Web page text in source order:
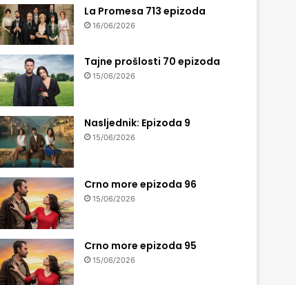
La Promesa 713 epizoda
16/06/2026
Tajne prošlosti 70 epizoda
15/06/2026
Nasljednik: Epizoda 9
15/06/2026
Crno more epizoda 96
15/06/2026
Crno more epizoda 95
15/06/2026